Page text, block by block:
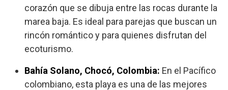
corazón que se dibuja entre las rocas durante la
marea baja. Es ideal para parejas que buscan un
rincón romántico y para quienes disfrutan del
ecoturismo.
Bahía Solano, Chocó, Colombia: En el Pacífico
colombiano, esta playa es una de las mejores